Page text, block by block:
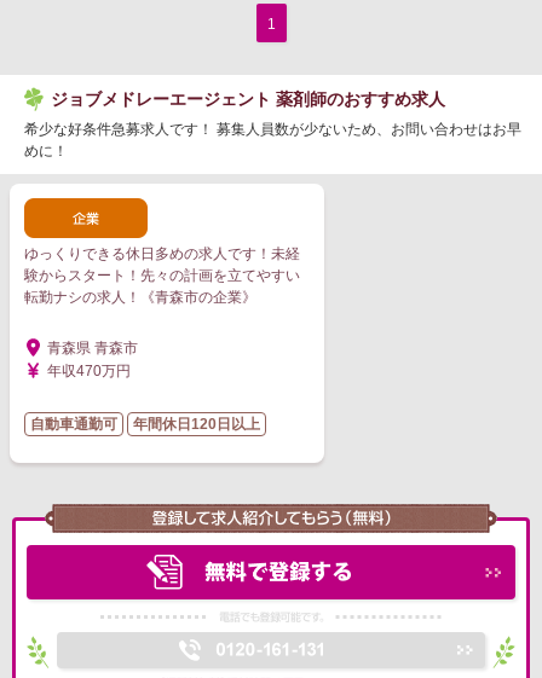
1
ジョブメドレーエージェント 薬剤師のおすすめ求人
希少な好条件急募求人です！ 募集人員数が少ないため、お問い合わせはお早
めに！
ゆっくりできる休日多めの求人です！未経
験からスタート！先々の計画を立てやすい
転勤ナシの求人！《青森市の企業》
青森県 青森市
年収470万円
自動車通勤可 年間休日120日以上